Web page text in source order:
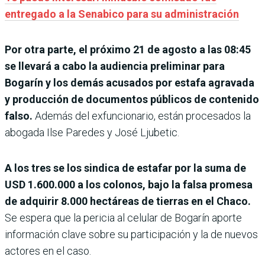
entregado a la Senabico para su administración
Por otra parte, el próximo 21 de agosto a las 08:45
se llevará a cabo la audiencia preliminar para
Bogarín y los demás acusados por estafa agravada
y producción de documentos públicos de contenido
falso. Además del exfuncionario, están procesados la
abogada Ilse Paredes y José Ljubetic.
A los tres se los sindica de estafar por la suma de
USD 1.600.000 a los colonos, bajo la falsa promesa
de adquirir 8.000 hectáreas de tierras en el Chaco.
Se espera que la pericia al celular de Bogarín aporte
información clave sobre su participación y la de nuevos
actores en el caso.